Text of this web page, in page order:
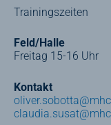
Trainingszeiten
Feld/Halle
Freitag 15-16 Uhr
Kontakt